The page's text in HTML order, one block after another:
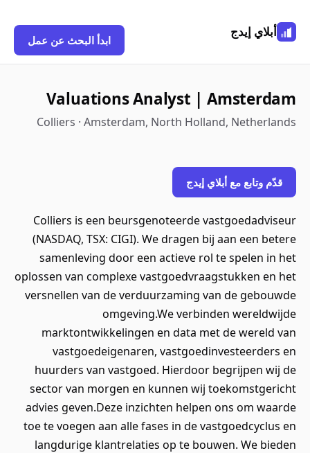
أبلاي إيدج
ابدأ البحث عن عمل
Valuations Analyst | Amsterdam
Colliers · Amsterdam, North Holland, Netherlands
قدّم وتابع مع أبلاي إيدج
Colliers is een beursgenoteerde vastgoedadviseur
(NASDAQ, TSX: CIGI). We dragen bij aan een betere
samenleving door een actieve rol te spelen in het
oplossen van complexe vastgoedvraagstukken en het
versnellen van de verduurzaming van de gebouwde
omgeving.We verbinden wereldwijde
marktontwikkelingen en data met de wereld van
vastgoedeigenaren, vastgoedinvesteerders en
huurders van vastgoed. Hierdoor begrijpen wij de
sector van morgen en kunnen wij toekomstgericht
advies geven.Deze inzichten helpen ons om waarde
toe te voegen aan alle fases in de vastgoedcyclus en
langdurige klantrelaties op te bouwen. We bieden